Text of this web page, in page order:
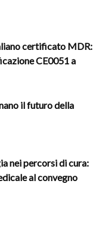
certificato MDR:
CE0051 a
il futuro della
nei percorsi di cura:
al convegno